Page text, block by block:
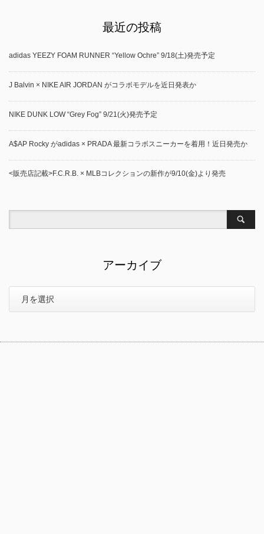
最近の投稿
adidas YEEZY FOAM RUNNER “Yellow Ochre” 9/18(土)発売予定
J Balvin × NIKE AIR JORDAN がコラボモデルを近日発表か
NIKE DUNK LOW “Grey Fog” 9/21(火)発売予定
A$AP Rocky がadidas × PRADA 最新コラボスニーカーを着用！近日発売か
<販売店記載>F.C.R.B. × MLBコレクションの新作が9/10(金)より発売
アーカイブ